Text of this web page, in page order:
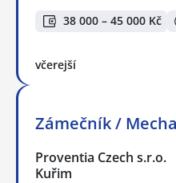
38 000 – 45 000 Kč
včerejší
Zámečník /
Proventia Czech s.r.o.
Kuřim